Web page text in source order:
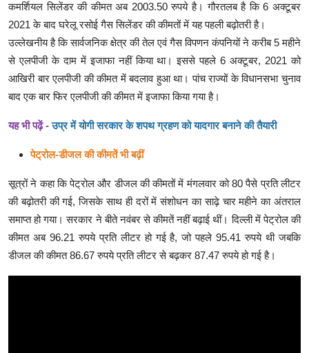
कमर्शियल सिलेंडर की कीमत अब 2003.50 रुपये है। गौरतलब है कि 6 अक्टूबर
2021 के बाद घरेलू रसोई गैस सिलेंडर की कीमतों में यह पहली बढ़ोतरी है।
उल्लेखनीय है कि सार्वजनिक क्षेत्र की तेल एवं गैस विपणन कंपनियों ने करीब 5 महीने
से एलपीजी के दाम में इजाफा नहीं किया था। इससे पहले 6 अक्टूबर, 2021 को
आखिरी बार एलपीजी की कीमत में बदलाव हुआ था। पांच राज्यों के विधानसभा चुनाव
बाद एक बार फिर एलपीजी की कीमत में इजाफा किया गया है।
यह भी पढ़ें -उप्र में योगी सरकार के शपथ ग्रहण को यादगार बनाने की तैयारी
पेट्रोल-डीजल की कीमतें भी बढ़ीं
सूत्रों ने कहा कि पेट्रोल और डीजल की कीमतों में मंगलवार को 80 पैसे प्रति लीटर
की बढ़ोतरी की गई, जिसके साथ ही दरों में संशोधन का साढ़े चार महीने का अंतराल
समाप्त हो गया। सरकार ने बीते नवंबर से कीमतें नहीं बढ़ाई थीं। दिल्ली में पेट्रोल की
कीमत अब 96.21 रुपये प्रति लीटर हो गई है, जो पहले 95.41 रुपये थी जबकि
डीजल की कीमत 86.67 रुपये प्रति लीटर से बढ़कर 87.47 रुपये हो गई है।